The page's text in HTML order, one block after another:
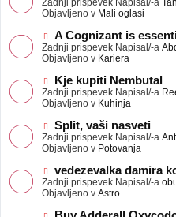
a
v
v
e
o
b
j
a
v
e
Zadnji prispevek Napisal/-a
Objavljeno v Mali oglasi
N
o
v
e
o
b
j
a
v
e
A Cognizant is
Zadnji prispevek Napisal/-a
Objavljeno v Kariera
N
o
v
e
o
b
j
a
v
e
Kje kupiti Nembutal
Zadnji prispevek Napisal/-a
Objavljeno v Kuhinja
N
o
v
e
o
b
j
a
v
Split, vaši nasveti
Zadnji prispevek Napisal/-a
Objavljeno v Potovanja
N
o
v
e
o
vedezevalka damira
Zadnji prispevek Napisal/-a
Objavljeno v Astro
N